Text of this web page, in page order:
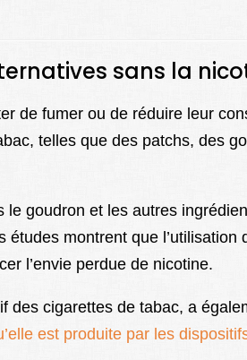
sans la
de fumer ou de réduire leur
telles que des patchs, des
goudron et les autres
montrent que l’utilisation
l’envie perdue de nicotine.
des cigarettes de tabac, a
est produite par les